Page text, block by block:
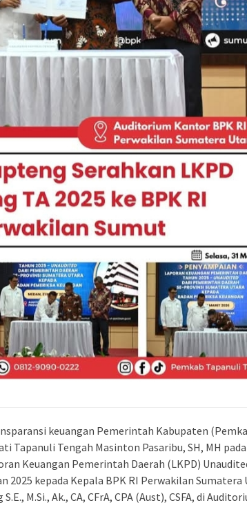
keuangan Pemerintah Kabupaten
Tapanuli Tengah Masinton Pasaribu, SH, MH pada
Keuangan Pemerintah Daerah (LKPD)
2025 kepada Kepala BPK RI Perwakilan Sumatera
M.Si., Ak., CA, CFrA, CPA (Aust), CSFA, di